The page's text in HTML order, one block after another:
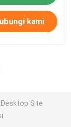
kami
Desktop Site